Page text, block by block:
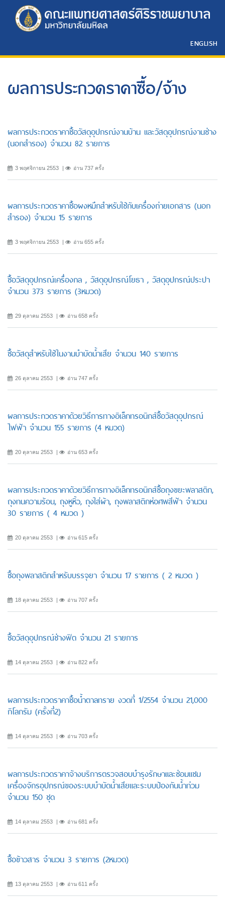
ENGLISH
ผลการประกวดราคาซื้อ/จ้าง
ผลการประกวดราคาซื้อวัสดุอุปกรณ์งานบ้าน และวัสดุอุปกรณ์งานช่าง
(นอกสำรอง) จำนวน 82 รายการ
3 พฤศจิกายน 2553 อ่าน 737 ครั้ง
ผลการประกวดราคาซื้อผงหมึกสำหรับใช้กับเครื่องถ่ายเอกสาร (นอก
สำรอง) จำนวน 15 รายการ
3 พฤศจิกายน 2553 อ่าน 655 ครั้ง
ซื้อวัสดุอุปกรณ์เครื่องกล , วัสดุอุปกรณ์โยธา , วัสดุอุปกรณ์ประปา
จำนวน 373 รายการ (3หมวด)
29 ตุลาคม 2553 อ่าน 658 ครั้ง
ซื้อวัสดุสำหรับใช้ในงานบำบัดน้ำเสีย จำนวน 140 รายการ
26 ตุลาคม 2553 อ่าน 747 ครั้ง
ผลการประกวดราคาด้วยวิธีการทางอิเล็กทรอนิกส์ซื้อวัสดุอุปกรณ์
ไฟฟ้า จำนวน 155 รายการ (4 หมวด)
20 ตุลาคม 2553 อ่าน 653 ครั้ง
ผลการประกวดราคาด้วยวิธีการทางอิเล็กทรอนิกส์ซื้อถุงขยะพลาสติก,
ถุงทนความร้อน, ถุงหูหิ้ว, ถุงใส่ผ้า, ถุงพลาสติกห่อศพสีฟ้า จำนวน
30 รายการ ( 4 หมวด )
20 ตุลาคม 2553 อ่าน 615 ครั้ง
ซื้อถุงพลาสติกสำหรับบรรจุยา จำนวน 17 รายการ ( 2 หมวด )
18 ตุลาคม 2553 อ่าน 707 ครั้ง
ซื้อวัสดุอุปกรณ์ช่างฟิต จำนวน 21 รายการ
14 ตุลาคม 2553 อ่าน 822 ครั้ง
ผลการประกวดราคาซื้อน้ำตาลทราย งวดที่ 1/2554 จำนวน 21,000
กิโลกรัม (ครั้งที่2)
14 ตุลาคม 2553 อ่าน 703 ครั้ง
ผลการประกวดราคาจ้างบริการตรวจสอบบำรุงรักษาและซ่อมแซม
เครื่องจักรอุปกรณ์ของระบบบำบัดน้ำเสียและระบบป้องกันน้ำท่วม
จำนวน 150 ชุด
14 ตุลาคม 2553 อ่าน 681 ครั้ง
ซื้อข้าวสาร จำนวน 3 รายการ (2หมวด)
13 ตุลาคม 2553 อ่าน 611 ครั้ง